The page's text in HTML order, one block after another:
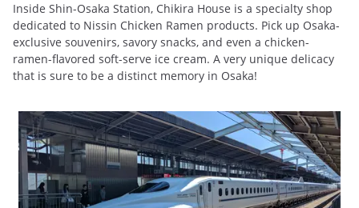
Inside Shin-Osaka Station, Chikira House is a specialty shop
dedicated to Nissin Chicken Ramen products. Pick up Osaka-
exclusive souvenirs, savory snacks, and even a chicken-
ramen-flavored soft-serve ice cream. A very unique delicacy
that is sure to be a distinct memory in Osaka!